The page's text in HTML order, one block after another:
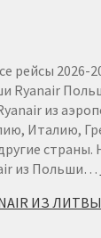
рейсы 2026-
Ryanair
из
Италию,
страны.
из Польши…
ИЗ ЛИТВЫ